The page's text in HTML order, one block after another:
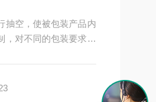
抽空，使被包装产品内
，对不同的包装要求及